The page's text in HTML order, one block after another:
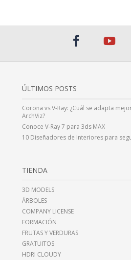
ÚLTIMOS POSTS
Corona vs V-Ray: ¿Cuál se adapta
ArchViz?
Conoce V-Ray 7 para 3ds MAX
10 Diseñadores de Interiores para
TIENDA
3D MODELS
ÁRBOLES
COMPANY LICENSE
FORMACIÓN
FRUTAS Y VERDURAS
GRATUITOS
HDRI CLOUDY